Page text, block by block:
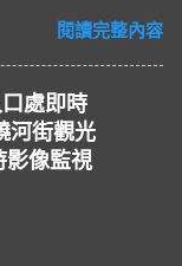
時影像監視器 #台
公路局
閱讀完整內容
處即時
河街觀光
影像監視